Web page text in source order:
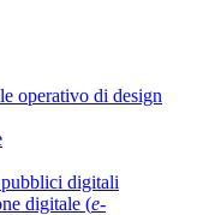
operativo di design
digitali
digitale (e-